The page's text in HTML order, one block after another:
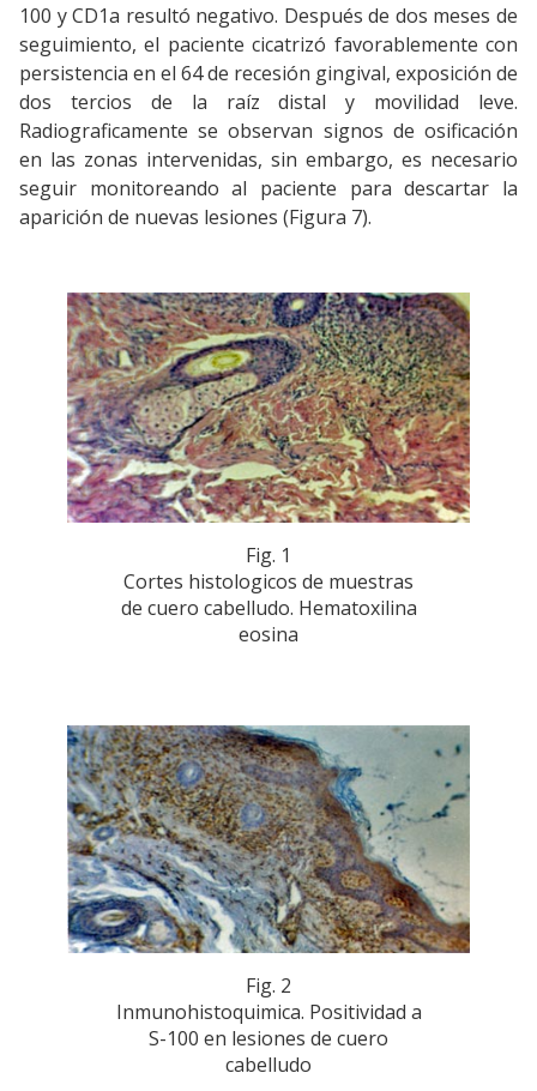
100 y CD1a resultó negativo. Después de dos meses de
seguimiento, el paciente cicatrizó favorablemente con
persistencia en el 64 de recesión gingival, exposición de
dos tercios de la raíz distal y movilidad leve.
Radiograficamente se observan signos de osificación
en las zonas intervenidas, sin embargo, es necesario
seguir monitoreando al paciente para descartar la
aparición de nuevas lesiones (Figura 7).
Fig. 1
Cortes histologicos de muestras
de cuero cabelludo. Hematoxilina
eosina
Fig. 2
Inmunohistoquimica. Positividad a
S-100 en lesiones de cuero
cabelludo